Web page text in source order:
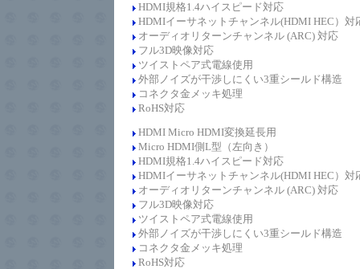
HDMI規格1.4ハイスピード対応
HDMIイーサネットチャンネル(HDMI HEC）対
オーディオリターンチャンネル (ARC) 対応
フル3D映像対応
ツイストペア式電線使用
外部ノイズが干渉しにくい3重シールド構造
コネクタ金メッキ処理
RoHS対応
HDMI Micro HDMI変換延長用
Micro HDMI側L型（左向き）
HDMI規格1.4ハイスピード対応
HDMIイーサネットチャンネル(HDMI HEC）対
オーディオリターンチャンネル (ARC) 対応
フル3D映像対応
ツイストペア式電線使用
外部ノイズが干渉しにくい3重シールド構造
コネクタ金メッキ処理
RoHS対応